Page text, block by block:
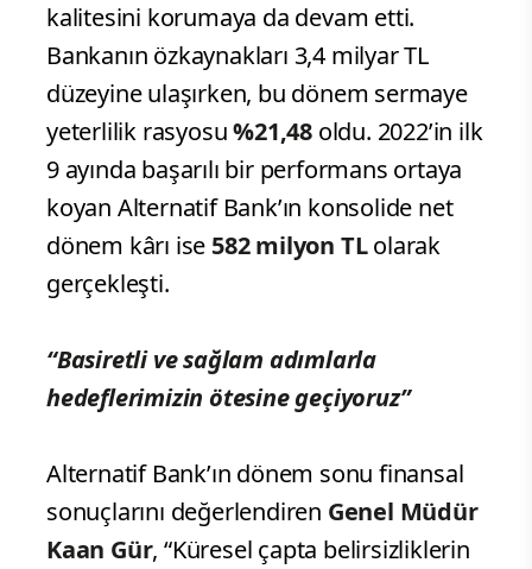
kalitesini korumaya da devam etti.
Bankanın özkaynakları 3,4 milyar TL
düzeyine ulaşırken, bu dönem sermaye
yeterlilik rasyosu%21,48 oldu. 2022’in ilk
9 ayında başarılı bir performans ortaya
koyan Alternatif Bank’ın konsolide net
dönem kârı ise 582 milyon TLolarak
gerçekleşti.
“Basiretli ve sağlam adımlarla
hedeflerimizin ötesine geçiyoruz”
Alternatif Bank’ın dönem sonu finansal
sonuçlarını değerlendiren Genel Müdür
Kaan Gür, “Küresel çapta belirsizliklerin